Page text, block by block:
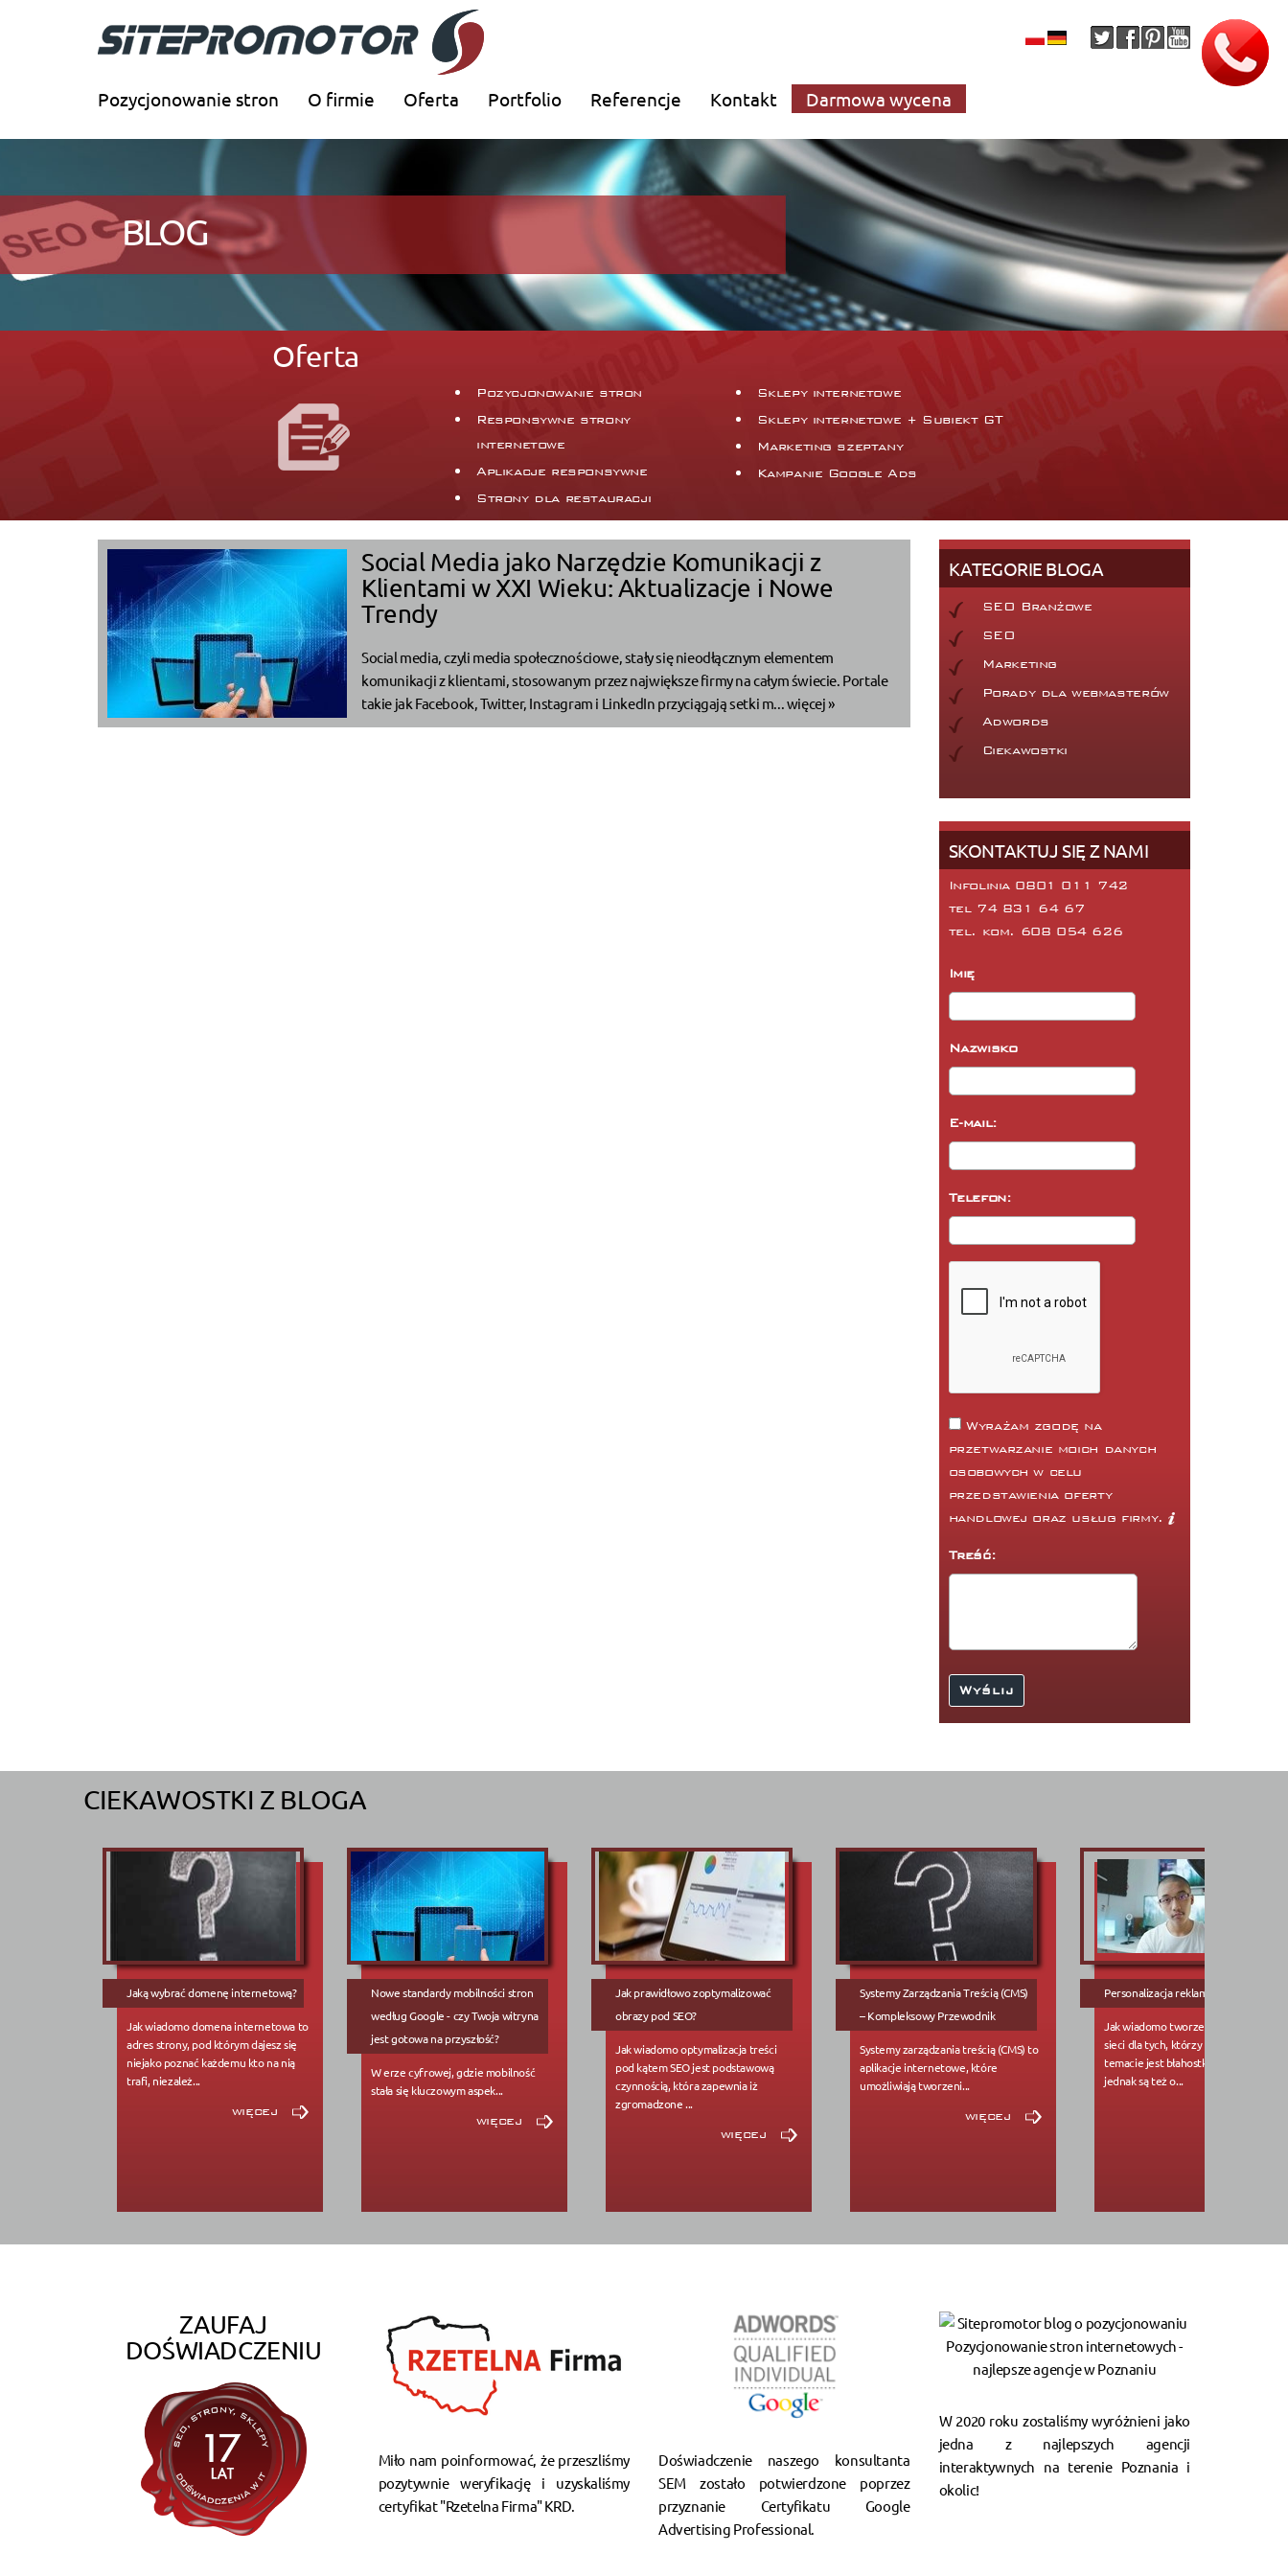
Pozycjonowanie stron O firmie Oferta Portfolio Referencje Kontakt Darmowa wycena
BLOG
Oferta
Pozycjonowanie stron
Responsywne strony
internetowe
Aplikacje responsywne
Strony dla restauracji
Sklepy internetowe
Sklepy internetowe + Subiekt GT
Marketing szeptany
Kampanie Google Ads
Social Media jako Narzędzie Komunikacji z
Klientami w XXI Wieku: Aktualizacje i Nowe
Trendy
Social media, czyli media społecznościowe, stały się nieodłącznym elementem
komunikacji z klientami, stosowanym przez największe firmy na całym świecie. Portale
takie jak Facebook, Twitter, Instagram i LinkedIn przyciągają setki m...więcej »
KATEGORIE BLOGA
SEO Branżowe
SEO
Marketing
Porady dla webmasterów
Adwords
Ciekawostki
SKONTAKTUJ SIĘ Z NAMI
Infolinia 0801 011 742
tel 74 831 64 67
tel. kom. 608 054 626
Imię
Nazwisko
E-mail:
Telefon:
Wyrażam zgodę na
przetwarzanie moich danych
osobowych w celu
przedstawienia oferty
handlowej oraz usług firmy.
Treść:
CIEKAWOSTKI Z BLOGA
Jaką wybrać domenę internetową?
Jak wiadomo domena internetowa to
adres strony, pod którym dajesz się
niejako poznać każdemu kto na nią
trafi, niezależ...
więcej
Nowe standardy mobilności stron
według Google - czy Twoja witryna
jest gotowa na przyszłość?
W erze cyfrowej, gdzie mobilność
stała się kluczowym aspek...
więcej
Jak prawidłowo zoptymalizować
obrazy pod SEO?
Jak wiadomo optymalizacja treści
pod kątem SEO jest podstawową
czynnością, która zapewnia iż
zgromadzone ...
więcej
Systemy Zarządzania Treścią (CMS)
– Kompleksowy Przewodnik
Systemy zarządzania treścią (CMS) to
aplikacje internetowe, które
umożliwiają tworzeni...
więcej
Personalizacja reklam w Internecie
Jak wiadomo tworzenie reklam w
sieci dla tych, którzy są obeznani w
temacie jest błahostką, niemniej
jednak są też o...
ZAUFAJ
DOŚWIADCZENIU
Miło nam poinformować, że przeszliśmy
pozytywnie weryfikację i uzyskaliśmy
certyfikat "Rzetelna Firma" KRD.
Doświadczenie naszego konsultanta
SEM zostało potwierdzone poprzez
przyznanie Certyfikatu Google
Advertising Professional.
W 2020 roku zostaliśmy wyróżnieni jako
jedna z najlepszych agencji
interaktywnych na terenie Poznania i
okolic!